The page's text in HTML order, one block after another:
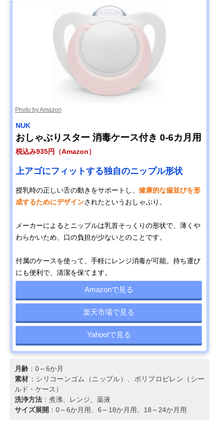
Photo by Amazon
NUK
おしゃぶりスター 消毒ケース付き 0-6カ月用
税込み935円（Amazon）
上アゴにフィットする独自のニップル形状
授乳時の正しい舌の動きをサポートし、 健康的な歯並びを形
成するためにデザインされたというおしゃぶり。
メーカーによるとニップルは乳首そっくりの形状で、薄くや
わらかいため、口の負担が少ないとのことです。
付属のケースを使って、手軽にレンジ消毒が可能。持ち運び
にも便利で、清潔を保てます。
Amazonで見る
楽天市場で見る
Yahoo!で見る
月齢 ：0～6か月
素材 ：シリコーンゴム（ニップル）、ポリプロピレン（シー
ルド・ケース）
洗浄方法 ：煮沸、レンジ、薬液
サイズ展開 ：0～6か月用、6～18か月用、18～24か月用